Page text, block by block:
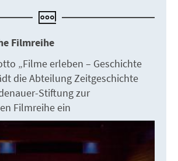
Filmreihe
„Filme erleben – Geschichte
die Abteilung Zeitgeschichte
Stiftung zur
Filmreihe ein